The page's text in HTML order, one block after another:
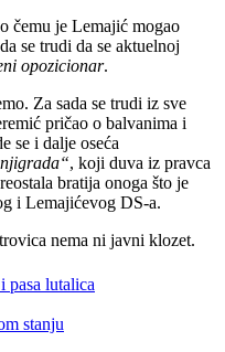
čemu je Lemajić mogao
se trudi da se aktuelnoj
opozicionar.
Za sada se trudi iz sve
pričao o balvanima i
se i dalje oseća
, koji duva iz pravca
bratija onoga što je
i Lemajićevog DS-a.
nema ni javni klozet.
pasa lutalica
stanju